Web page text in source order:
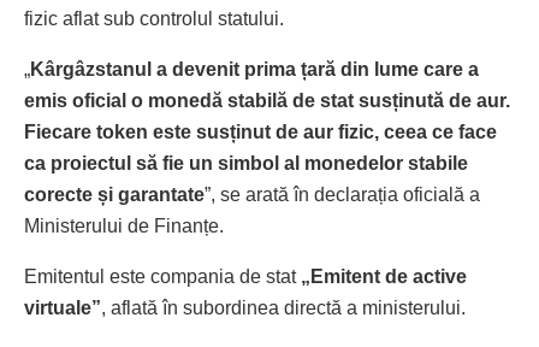
fizic aflat sub controlul statului.
„Kârgâzstanul a devenit prima țară din lume care a
emis oficial o monedă stabilă de stat susținută de aur.
Fiecare token este susținut de aur fizic, ceea ce face
ca proiectul să fie un simbol al monedelor stabile
corecte și garantate”, se arată în declarația oficială a
Ministerului de Finanțe.
Emitentul este compania de stat „Emitent de active
virtuale”, aflată în subordinea directă a ministerului.